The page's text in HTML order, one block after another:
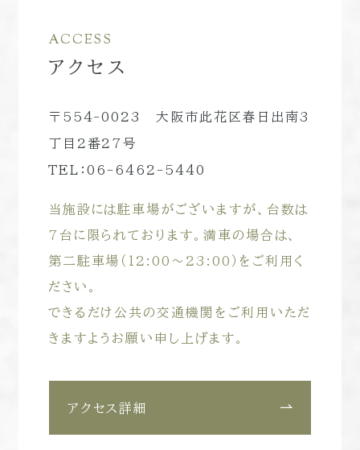
ACCESS
アクセス
〒554-0023 大阪市此花区春日出南3
丁目2番27号
TEL：06-6462-5440
当施設には駐車場がございますが、台数は
7台に限られております。満車の場合は、
第二駐車場（12:00～23:00）をご利用く
ださい。
できるだけ公共の交通機関をご利用いただ
きますようお願い申し上げます。
アクセス詳細